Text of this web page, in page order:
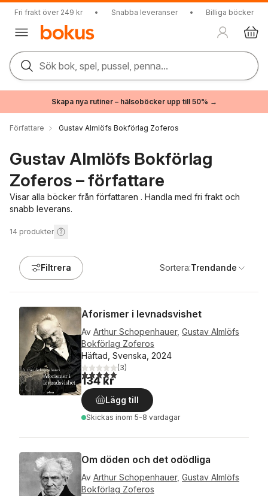
Fri frakt över 249 kr • Snabba leveranser • Billiga böcker
Sök bok, spel, pussel, penna...
Skapa nya rutiner – hälsoböcker upp till 50% →
Författare Gustav Almlöfs Bokförlag Zoferos
Gustav Almlöfs Bokförlag
Zoferos – författare
Visar alla böcker från författaren . Handla med fri frakt och
snabb leverans.
14 produkter
Filtrera Sortera:Trendande
Aforismer i levnadsvishet
Av Arthur Schopenhauer, Gustav Almlöfs
Bokförlag Zoferos
Häftad, Svenska, 2024
5,0utav 5 stjärnor. Totalt antal röster:
(3)
134 kr
Lägg till
Skickas inom 5-8 vardagar
Om döden och det odödliga
Av Arthur Schopenhauer, Gustav Almlöfs
Bokförlag Zoferos